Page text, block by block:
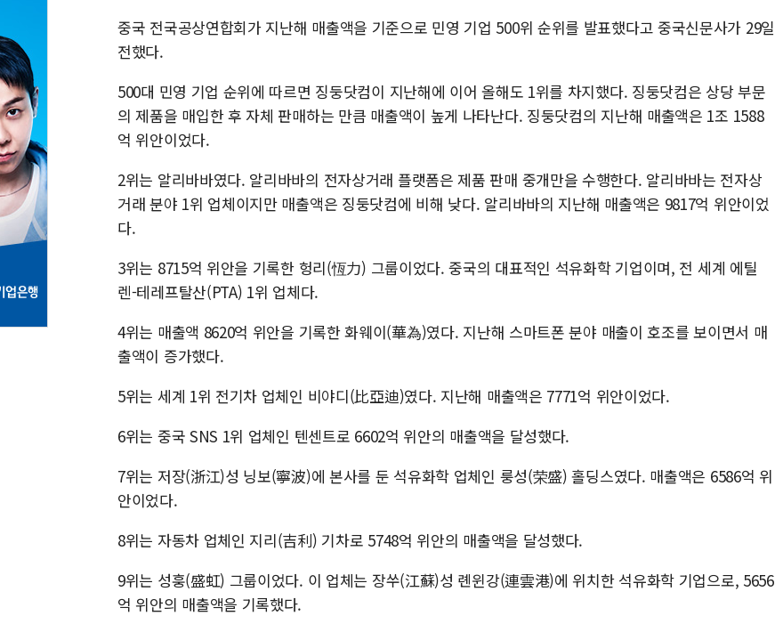
중국 전국공상연합회가 지난해 매출액을 기준으로 민영 기업 500위 순위를 발표했다고 중국신문사가 29일
전했다.
500대 민영 기업 순위에 따르면 징둥닷컴이 지난해에 이어 올해도 1위를 차지했다. 징둥닷컴은 상당 부문
의 제품을 매입한 후 자체 판매하는 만큼 매출액이 높게 나타난다. 징둥닷컴의 지난해 매출액은 1조 1588
억 위안이었다.
2위는 알리바바였다. 알리바바의 전자상거래 플랫폼은 제품 판매 중개만을 수행한다. 알리바바는 전자상
거래 분야 1위 업체이지만 매출액은 징둥닷컴에 비해 낮다. 알리바바의 지난해 매출액은 9817억 위안이었
다.
3위는 8715억 위안을 기록한 헝리(恆力) 그룹이었다. 중국의 대표적인 석유화학 기업이며, 전 세계 에틸
렌-테레프탈산(PTA) 1위 업체다.
4위는 매출액 8620억 위안을 기록한 화웨이(華為)였다. 지난해 스마트폰 분야 매출이 호조를 보이면서 매
출액이 증가했다.
5위는 세계 1위 전기차 업체인 비야디(比亞迪)였다. 지난해 매출액은 7771억 위안이었다.
6위는 중국 SNS 1위 업체인 텐센트로 6602억 위안의 매출액을 달성했다.
7위는 저장(浙江)성 닝보(寧波)에 본사를 둔 석유화학 업체인 룽성(荣盛) 홀딩스였다. 매출액은 6586억 위
안이었다.
8위는 자동차 업체인 지리(吉利) 기차로 5748억 위안의 매출액을 달성했다.
9위는 성훙(盛虹) 그룹이었다. 이 업체는 장쑤(江蘇)성 롄윈강(連雲港)에 위치한 석유화학 기업으로, 5656
억 위안의 매출액을 기록했다.